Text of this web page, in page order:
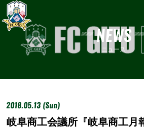
NEWS
ニュース
2018.05.13 (Sun)
岐阜商工会議所『岐阜商工